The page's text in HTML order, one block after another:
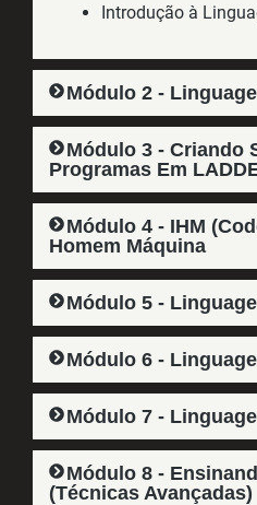
Introdução à
Módulo 2 -
Módulo 3 - Criando
Programas Em
Módulo 4 - IHM
Homem Máquina​
Módulo 5 -
Módulo 6 -
Módulo 7 -
Módulo 8 -
(Técnicas Avançadas)​